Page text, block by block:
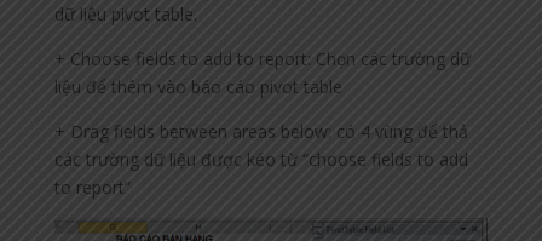
dữ liệu pivot table.
+ Choose fields to add to report: Chọn các trường dữ
liệu để thêm vào báo cáo pivot table
+ Drag fields between areas below: có 4 vùng để thả
các trường dữ liệu được kéo từ “choose fields to add
to report”